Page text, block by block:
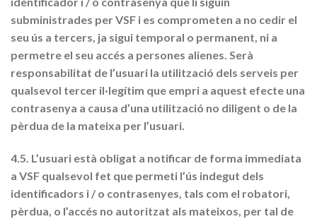
subministrades per VSF i es comprometen a no cedir el
seu ús a tercers, ja sigui temporal o permanent, ni a
permetre el seu accés a persones alienes. Serà
responsabilitat de l’usuari la utilització dels serveis per
qualsevol tercer il·legítim que empri a aquest efecte una
contrasenya a causa d’una utilització no diligent o de la
pèrdua de la mateixa per l’usuari.
4.5. L’usuari està obligat a notificar de forma immediata
a VSF qualsevol fet que permeti l’ús indegut dels
identificadors i / o contrasenyes, tals com el robatori,
pèrdua, o l’accés no autoritzat als mateixos, per tal de